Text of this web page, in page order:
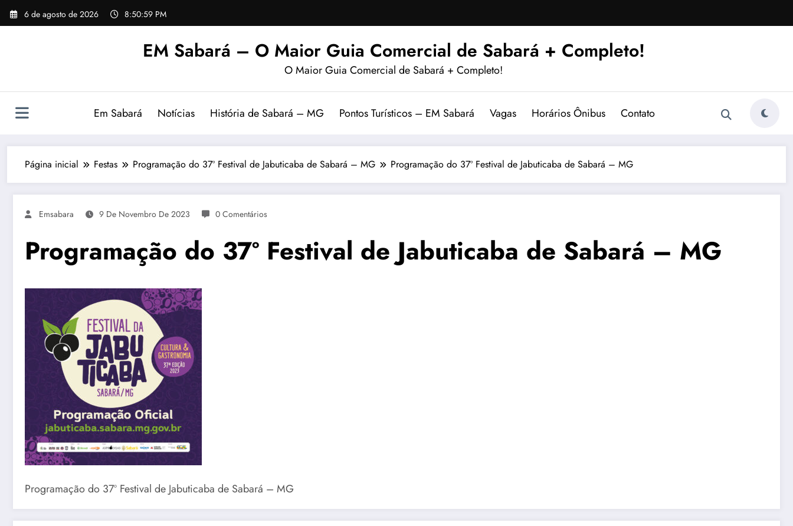
Pular
para
6 de agosto de 2026 8:50:59 PM
EM Sabará – O Maior Guia Comercial de Sabará + Completo!
O Maior Guia Comercial de Sabará + Completo!
Em Sabará Notícias História de Sabará – MG Pontos Turísticos – EM Sabará Vagas Horários Ônibus Contato
Página inicial Festas Programação do 37º Festival de Jabuticaba de Sabará – MG Programação do 37º Festival de Jabuticaba de Sabará – MG
Emsabara 9 De Novembro De 2023 0 Comentários
Programação do 37º Festival de Jabuticaba de Sabará – MG
Programação do 37º Festival de Jabuticaba de Sabará – MG